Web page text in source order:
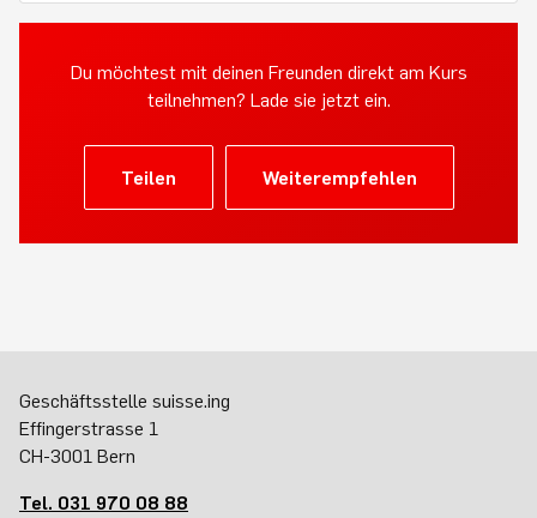
Du möchtest mit deinen Freunden direkt am Kurs
teilnehmen? Lade sie jetzt ein.
Teilen Weiterempfehlen
Geschäftsstelle suisse.ing
Effingerstrasse 1
CH-3001 Bern
Tel. 031 970 08 88